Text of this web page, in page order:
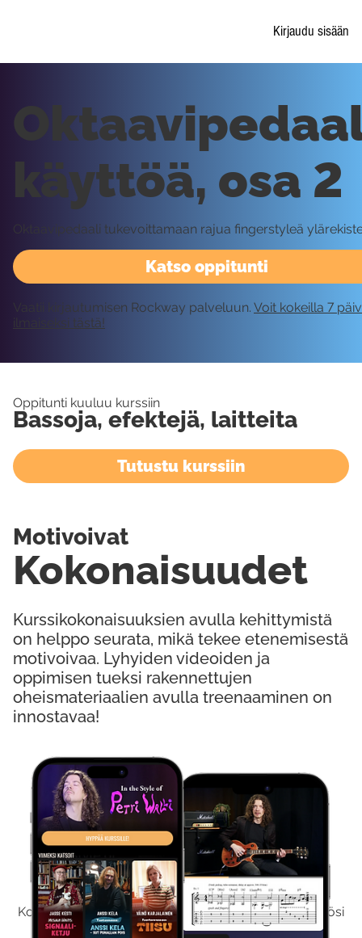
Kirjaudu sisään
Kokeile Ilmaiseksi
Kokeilemalla ilmaiseksi saat koko sisältömme käyttöösi
viikon ajaksi.
Katso oppitunti
käyttöä, osa 2
Oktaavipedaali tukevoittamaan rajua fingerstyleä
Vaatii kirjautumisen Rockway palveluun. Voit kokeilla 7
ilmaiseksi tästä!
Oppitunti kuuluu kurssiin
Bassoja, efektejä, laitteita
Tutustu kurssiin
Kurssikokonaisuuksien avulla kehittymistä
on helppo seurata, mikä tekee etenemisestä
motivoivaa. Lyhyiden videoiden ja
oppimisen tueksi rakennettujen
oheismateriaalien avulla treenaaminen on
innostavaa!
Kokonaisuudet
Motivoivat